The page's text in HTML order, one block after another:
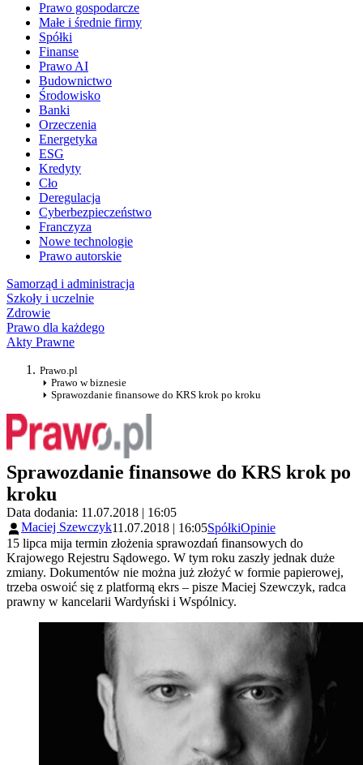
Prawo gospodarcze
Małe i średnie firmy
Spółki
Finanse
Prawo AI
Budownictwo
Środowisko
Banki
Orzeczenia
Energetyka
ESG
Kredyty
Cło
Deregulacja
Cyberbezpieczeństwo
Franczyza
Nowe technologie
Prawo autorskie
Samorząd i administracja
Szkoły i uczelnie
Zdrowie
Prawo dla każdego
Akty Prawne
Prawo.pl
Prawo w biznesie
Sprawozdanie finansowe do KRS krok po kroku
Sprawozdanie finansowe do KRS krok po
kroku
Data dodania: 11.07.2018 | 16:05
Maciej Szewczyk11.07.2018 | 16:05SpółkiOpinie
15 lipca mija termin złożenia sprawozdań finansowych do
Krajowego Rejestru Sądowego. W tym roku zaszły jednak duże
zmiany. Dokumentów nie można już złożyć w formie papierowej,
trzeba oswoić się z platformą ekrs – pisze Maciej Szewczyk, radca
prawny w kancelarii Wardyński i Wspólnicy.